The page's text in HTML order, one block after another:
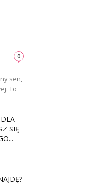
0
sen,
To
SIĘ